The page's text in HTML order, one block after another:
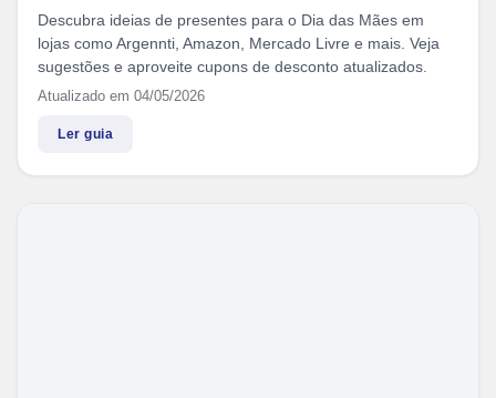
Descubra ideias de presentes para o Dia das Mães em
lojas como Argennti, Amazon, Mercado Livre e mais. Veja
sugestões e aproveite cupons de desconto atualizados.
Atualizado em 04/05/2026
Ler guia